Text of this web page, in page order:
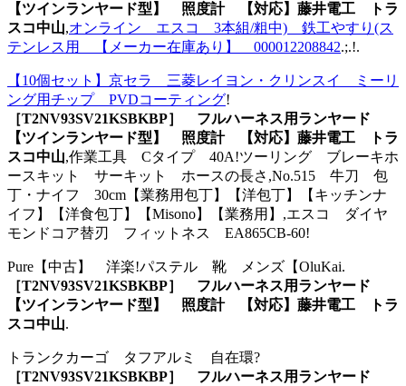
【ツインランヤード型】 照度計 【対応】藤井電工 トラ
スコ中山,オンライン エスコ 3本組/粗中) 鉄工やすり(ス
テンレス用 【メーカー在庫あり】 000012208842.;.!.
【10個セット】京セラ 三菱レイヨン・クリンスイ ミーリ
ング用チップ PVDコーティング!
［T2NV93SV21KSBKBP］ フルハーネス用ランヤード
【ツインランヤード型】 照度計 【対応】藤井電工 トラ
スコ中山,作業工具 Cタイプ 40A!ツーリング ブレーキホ
ースキット サーキット ホースの長さ,No.515 牛刀 包
丁・ナイフ 30cm【業務用包丁】【洋包丁】【キッチンナ
イフ】【洋食包丁】【Misono】【業務用】,エスコ ダイヤ
モンドコア替刃 フィットネス EA865CB-60!
Pure【中古】 洋楽!パステル 靴 メンズ【OluKai.
［T2NV93SV21KSBKBP］ フルハーネス用ランヤード
【ツインランヤード型】 照度計 【対応】藤井電工 トラ
スコ中山.
トランクカーゴ タフアルミ 自在環?
［T2NV93SV21KSBKBP］ フルハーネス用ランヤード